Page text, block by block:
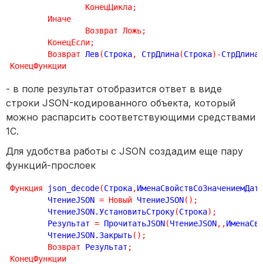
КонецЦикла;
Иначе
Возврат
Ложь;
КонецЕсли;
Возврат Лев (Строка, СтрДлина(Строка) -СтрДлина
КонецФункции
- в поле результат отобразится ответ в виде
строки JSON-кодированного объекта, который
можно распарсить соответствующими средствами
1С.
Для удобства работы с JSON создадим еще пару
функций-прослоек
Функция json_decode(Строка,
	ЧтениеJSON
= Новый ЧтениеJSON( ) ;
	ЧтениеJSON.УстановитьСтроку
(Строка) ;
	Результат
= ПрочитатьJSON(ЧтениеJSON, ,
	ЧтениеJSON.Закрыть
( ) ;
Возврат Результат ;
КонецФункции